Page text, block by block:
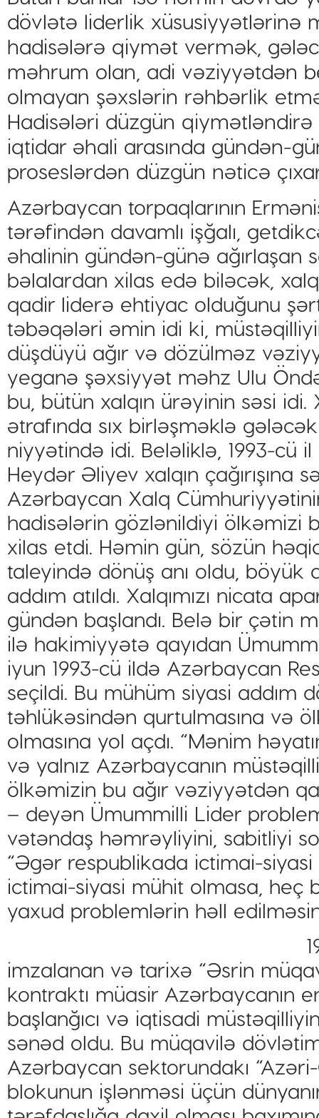
dövlətə liderlik xüsusiyyətlərinə
hadisələrə qiymət vermək,
məhrum olan, adi vəziyyətdən
olmayan şəxslərin rəhbərlik
Hadisələri düzgün
iqtidar əhali arasında gündən-
proseslərdən düzgün nəticə
Azərbaycan torpaqlarının
tərəfindən davamlı işğalı,
əhalinin gündən-günə ağırlaşan
bəlalardan xilas edə biləcək,
qadir liderə ehtiyac olduğunu
təbəqələri əmin idi ki,
düşdüyü ağır və dözülməz
yeganə şəxsiyyət məhz Ulu
bu, bütün xalqın ürəyinin səsi idi.
ətrafında sıx birləşməklə
niyyətində idi. Beləliklə, 1993-cü
Heydər Əliyev xalqın çağırışına
Azərbaycan Xalq
hadisələrin gözlənildiyi ölkəmizi
xilas etdi. Həmin gün, sözün
taleyində dönüş anı oldu, böyük
addım atıldı. Xalqımızı nicata
gündən başlandı. Belə bir çətin
ilə hakimiyyətə qayıdan
iyun 1993-cü ildə Azərbaycan
seçildi. Bu mühüm siyasi addım
təhlükəsindən qurtulmasına və
olmasına yol açdı. “Mənim
və yalnız Azərbaycanın
ölkəmizin bu ağır vəziyyətdən
– deyən Ümummilli Lider
vətəndaş həmrəyliyini, sabitliyi
“Əgər respublikada ictimai-
ictimai-siyasi mühit olmasa, heç
yaxud problemlərin həll
imzalanan və tarixə “Əsrin
kontraktı müasir Azərbaycanın
başlanğıcı və iqtisadi
sənəd oldu. Bu müqavilə
Azərbaycan sektorundakı
blokunun işlənməsi üçün